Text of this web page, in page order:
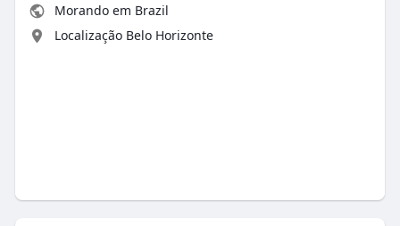
Morando em Brazil
Localização Belo Horizonte